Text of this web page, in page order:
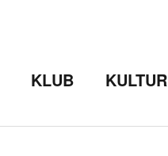
KLUB KULTUR